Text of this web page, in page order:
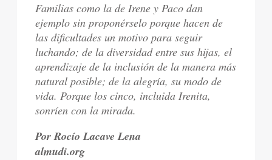
Familias como la de Irene y Paco dan
ejemplo sin proponérselo porque hacen de
las dificultades un motivo para seguir
luchando; de la diversidad entre sus hijas, el
aprendizaje de la inclusión de la manera más
natural posible; de la alegría, su modo de
vida. Porque los cinco, incluida Irenita,
sonríen con la mirada.
Por Rocío Lacave Lena
almudi.org